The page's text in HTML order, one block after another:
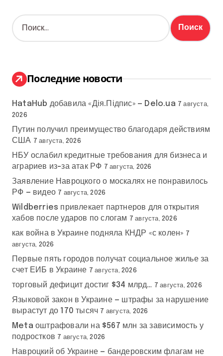
Н
а
:
Последние новости
HataHub добавила «Дія.Підпис» — Delo.ua 7 августа,
2026
Путин получил преимущество благодаря действиям
США 7 августа, 2026
НБУ ослабил кредитные требования для бизнеса и
аграриев из-за атак РФ 7 августа, 2026
Заявление Навроцкого о москалях не понравилось
РФ — видео 7 августа, 2026
Wildberries привлекает партнеров для открытия
хабов после ударов по слогам 7 августа, 2026
как война в Украине подняла КНДР «с колен» 7
августа, 2026
Первые пять городов получат социальное жилье за
счет ЕИБ в Украине 7 августа, 2026
торговый дефицит достиг $34 млрд… 7 августа, 2026
Языковой закон в Украине — штрафы за нарушение
вырастут до 170 тысяч 7 августа, 2026
Meta оштрафовали на $567 млн за зависимость у
подростков 7 августа, 2026
Навроцкий об Украине — бандеровским флагам не